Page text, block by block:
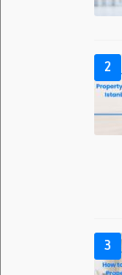
2
3